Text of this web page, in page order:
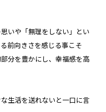
いや「無理をしない」とい
前向きさを感じる事こそ
分を豊かにし、幸福感を高
生活を送れないと一口に言